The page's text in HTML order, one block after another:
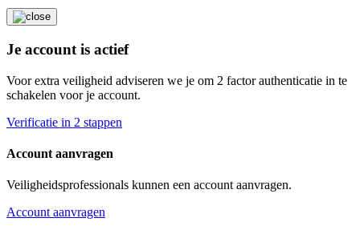
Je account is actief
Voor extra veiligheid adviseren we je om 2 factor authenticatie in te
schakelen voor je account.
Verificatie in 2 stappen
Account aanvragen
Veiligheidsprofessionals kunnen een account aanvragen.
Account aanvragen